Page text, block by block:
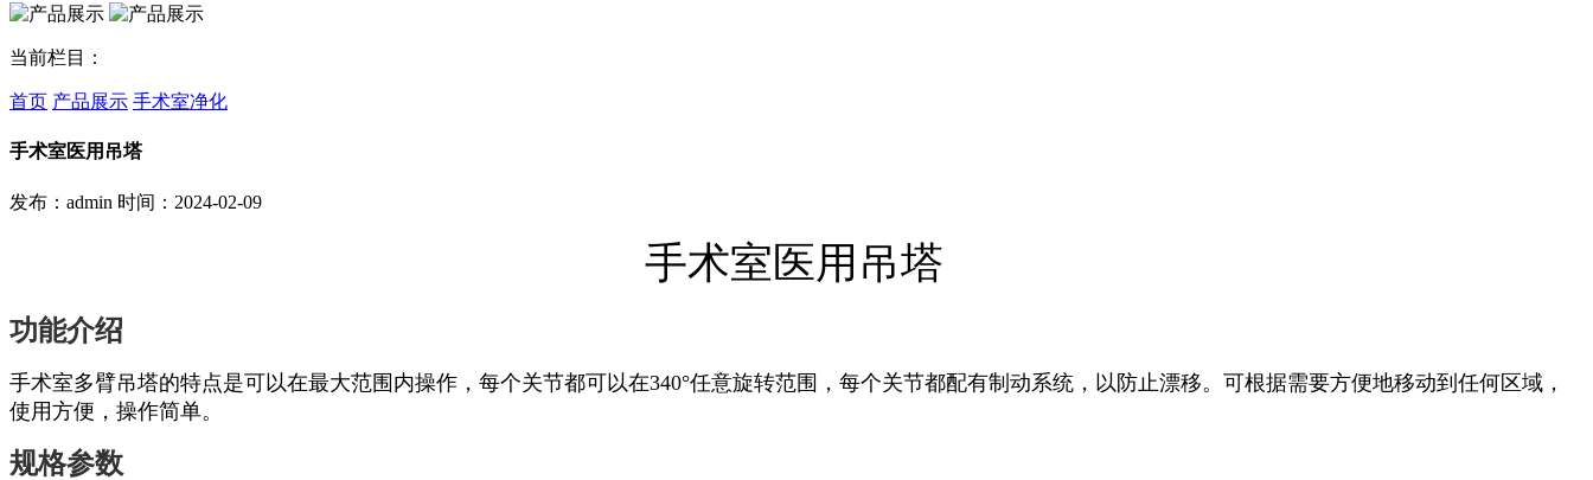
当前栏目：
首页 产品展示 手术室净化
手术室医用吊塔
发布：admin 时间：2024-02-09
手术室医用吊塔
功能介绍
手术室多臂吊塔的特点是可以在最大范围内操作，每个关节都可以在340°任意旋转范围，每个关节都配有制动系统，以防止漂移。可根据需要方便地移动到任何区域，
使用方便，操作简单。
规格参数